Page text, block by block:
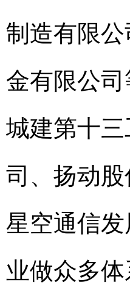
制造有限
金有限公
城建第十
司、扬动
星空通信
业做众多体